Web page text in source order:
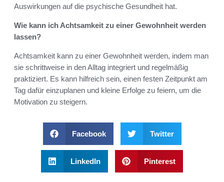
Auswirkungen auf die psychische Gesundheit hat.
Wie kann ich Achtsamkeit zu einer Gewohnheit werden
lassen?
Achtsamkeit kann zu einer Gewohnheit werden, indem man
sie schrittweise in den Alltag integriert und regelmäßig
praktiziert. Es kann hilfreich sein, einen festen Zeitpunkt am
Tag dafür einzuplanen und kleine Erfolge zu feiern, um die
Motivation zu steigern.
Facebook Twitter
LinkedIn Pinterest